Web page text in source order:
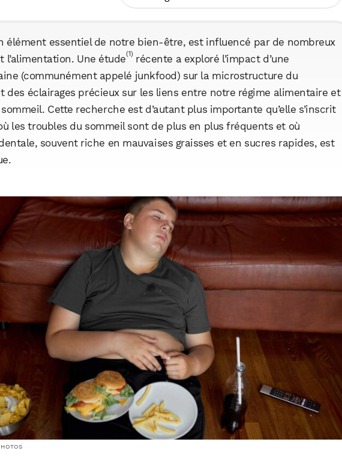
élément essentiel de notre bien-être, est influencé par de nombreux
l’alimentation. Une étude(1) récente a exploré l’impact d’une
(communément appelé junkfood) sur la microstructure du
des éclairages précieux sur les liens entre notre régime alimentaire et
Cette recherche est d’autant plus importante qu’elle s’inscrit
les troubles du sommeil sont de plus en plus fréquents et où
souvent riche en mauvaises graisses et en sucres rapides, est